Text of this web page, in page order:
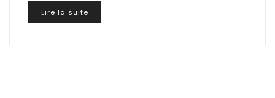
Lire la suite